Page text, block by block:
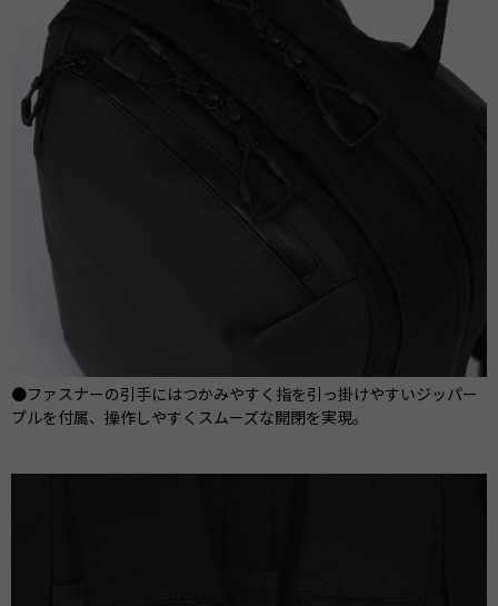
●ファスナーの引手にはつかみやすく指を引っ掛けやすいジッパー
プルを付属、操作しやすくスムーズな開閉を実現。